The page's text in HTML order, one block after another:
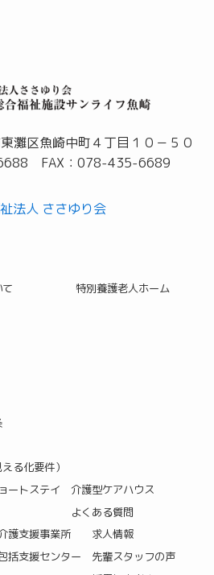
区魚崎中町４丁目１０－５０
FAX：078-435-6689
法人 ささゆり会
る化要件）
特別養護老人ホーム
ートステイ
介護型ケアハウス
よくある質問
護支援事業所
括支援センター
求人情報
先輩スタッフの声